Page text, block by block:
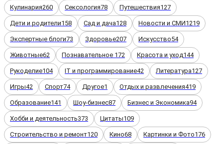
Кулинария260 Сексология78 Путешествия127
Дети и родители158 Сад и дача128 Новости и СМИ1219
Экспертные блоги73 Здоровье207 Искусство54
Животные62 Познавательное 172 Красота и уход144
Рукоделие104 IT и программирование42 Литература127
Игры42 Спорт74 Другое1 Отдых и развлечения419
Образование141 Шоу-бизнес87 Бизнес и Экономика94
Хобби и деятельность373 Цитаты109
Строительство и ремонт120 Кино68 Картинки и Фото176